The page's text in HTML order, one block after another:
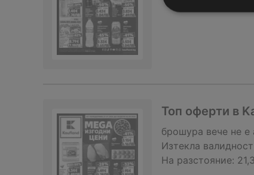
Топ оферти в
брошура вече не е
Изтекла
На разстояние: